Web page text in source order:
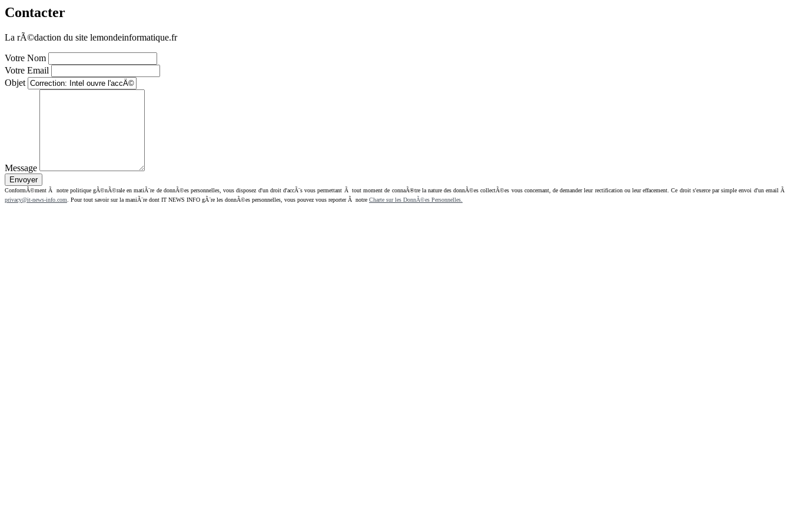
Contacter
La rÃ©daction du site lemondeinformatique.fr
Votre Nom
Votre Email
Objet
Message
ConformÃ©ment Ã notre politique gÃ©nÃ©rale en matiÃ¨re de donnÃ©es personnelles, vous disposez d'un droit d'accÃ¨s vous permettant Ã tout moment de connaÃ®tre la nature des donnÃ©es collectÃ©es vous concernant, de demander leur rectification ou leur effacement. Ce droit s'exerce par simple envoi d'un email Ã
privacy@it-news-info.com . Pour tout savoir sur la maniÃ¨re dont IT NEWS INFO gÃ¨re les donnÃ©es personnelles, vous pouvez vous reporter Ã notre Charte sur les DonnÃ©es Personnelles.